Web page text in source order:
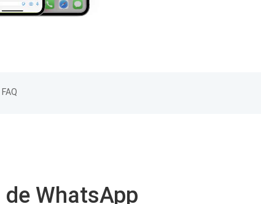
FAQ
WhatsApp